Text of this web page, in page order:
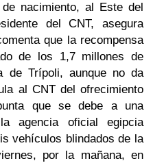
nacimiento, al Este del
del CNT, asegura
que la recompensa
de los 1,7 millones de
de Trípoli, aunque no da
al CNT del ofrecimiento
que se debe a una
agencia oficial egipcia
vehículos blindados de la
por la mañana, en